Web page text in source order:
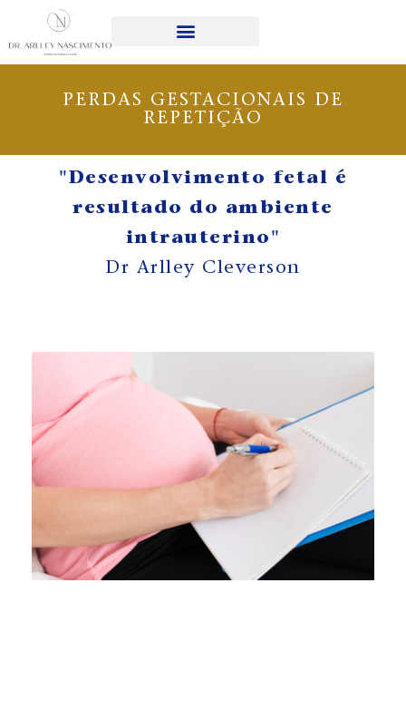
PERDAS GESTACIONAIS DE
REPETIÇÃO
"Desenvolvimento fetal é
resultado do ambiente
intrauterino"
Dr Arlley Cleverson